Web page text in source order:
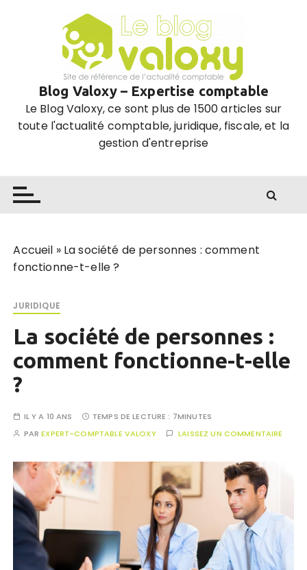
Blog Valoxy – Expertise comptable
Le Blog Valoxy, ce sont plus de 1500 articles sur
toute l'actualité comptable, juridique, fiscale, et la
gestion d'entreprise
Accueil » La société de personnes : comment
fonctionne-t-elle ?
JURIDIQUE
La société de personnes :
comment fonctionne-t-elle
?
IL Y A 10 ANS TEMPS DE LECTURE : 7MINUTES
PAREXPERT-COMPTABLE VALOXY LAISSEZ UN COMMENTAIRE